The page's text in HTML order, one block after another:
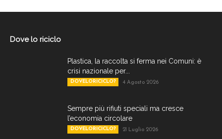
Dove lo riciclo
Plastica, la raccolta si ferma nei Comuni: è
crisi nazionale per...
DOVELORICICLO? 4 Agosto 2026
Sempre più rifiuti speciali ma cresce
l’economia circolare
DOVELORICICLO? 21 Luglio 2026